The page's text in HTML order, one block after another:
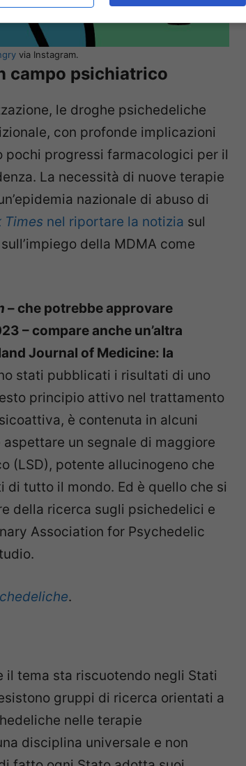
via Instagram.
campo psichiatrico
le droghe psichedeliche
con profonde implicazioni
progressi farmacologici per il
La necessità di nuove terapie
nazionale di abuso di
Times nel riportare la notizia sul
della MDMA come
– che potrebbe approvare
– compare anche un’altra
Journal of Medicine: la
stati pubblicati i risultati di uno
principio attivo nel trattamento
è contenuta in alcuni
un segnale di maggiore
(LSD), potente allucinogeno che
tutto il mondo. Ed è quello che si
della ricerca sugli psichedelici e
Association for Psychedelic
.
il tema sta riscuotendo negli Stati
gruppi di ricerca orientati a
nelle terapie
disciplina universale e non